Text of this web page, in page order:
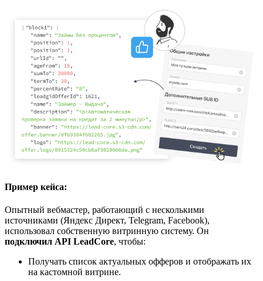
Пример кейса:
Опытный вебмастер, работающий с несколькими
источниками (Яндекс Директ, Telegram, Facebook),
использовал собственную витринную систему. Он
подключил API LeadCore, чтобы:
Получать список актуальных офферов и отображать их
на кастомной витрине.